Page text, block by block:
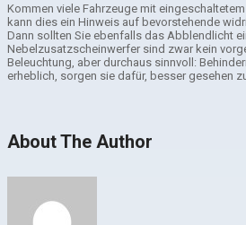
Kommen viele Fahrzeuge mit
kann dies ein Hinweis auf bevorstehende
Dann sollten Sie ebenfalls das Abblendlicht
Nebelzusatzscheinwerfer sind zwar kein
Beleuchtung, aber durchaus sinnvoll:
erheblich, sorgen sie dafür, besser gesehen
About The Author